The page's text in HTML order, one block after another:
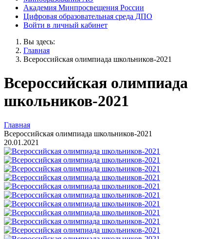
Академия Минпросвещения России
Цифровая образовательная среда ДПО
Войти в личный кабинет
Вы здесь:
Главная
Всероссийская олимпиада школьников-2021
Всероссийская олимпиада
школьников-2021
Главная
Всероссийская олимпиада школьников-2021
20.01.2021